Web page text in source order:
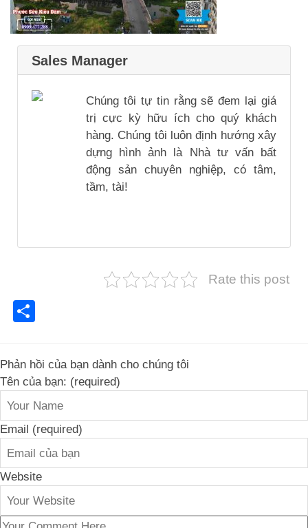
Sales Manager
Chúng tôi tự tin rằng sẽ đem lại giá
trị cực kỳ hữu ích cho quý khách
hàng. Chúng tôi luôn định hướng xây
dựng hình ảnh là Nhà tư vấn bất
động sản chuyên nghiệp, có tâm,
tầm, tài!
Rate this post
Phản hồi của bạn dành cho chúng tôi
Tên của bạn: (required)
Email (required)
Website